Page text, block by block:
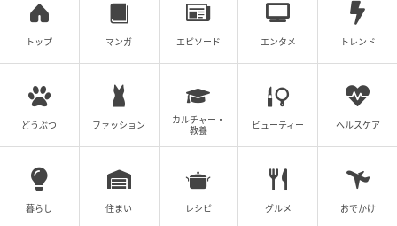
ナノチューブ自体は、ミトコンドリアなどの荷物を運
ぶ通路として以前から知られていました。
胞で初めて報告された、比較的新しい発見です。
しかも一部のがん細胞は、このトンネルを使って、隣
の細胞からエネルギー工場であるミトコンドリア（細
胞の発電所のような器官）を”奪い取る”ことすら知ら
れています。
トップ マンガ エピソード エンタメ トレンド
どうぶつ ファッション
カルチャー・
教養
ビューティー ヘルスケア
暮らし 住まい レシピ グルメ おでかけ